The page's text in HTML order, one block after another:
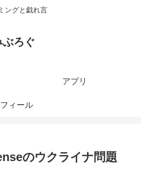
ングと戯れ言
ぶろぐ
アプリ
ィール
のウクライナ問題